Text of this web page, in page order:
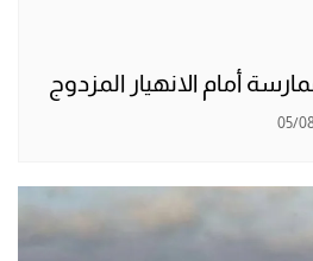
أمام الانهيار المزدوج
05/